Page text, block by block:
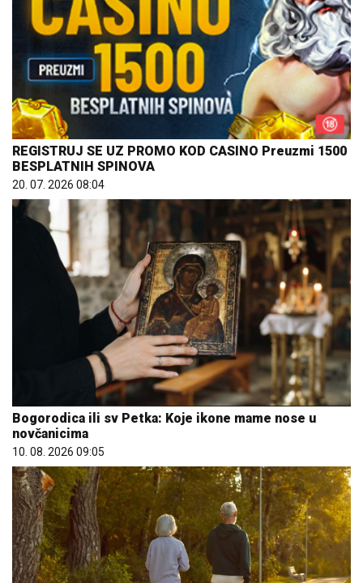
REGISTRUJ SE UZ PROMO KOD CASINO Preuzmi 1500
BESPLATNIH SPINOVA
20. 07. 2026 08:04
Bogorodica ili sv Petka: Koje ikone mame nose u
novčanicima
10. 08. 2026 09:05